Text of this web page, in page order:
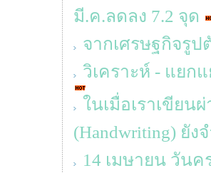
มี.ค.ลดลง 7.2 จุด
จากเศรษฐกิจรูป
วิเคราะห์ - แยกแ
ในเมื่อเราเขีย
(Handwriting) ยัง
14 เมษายน วัน